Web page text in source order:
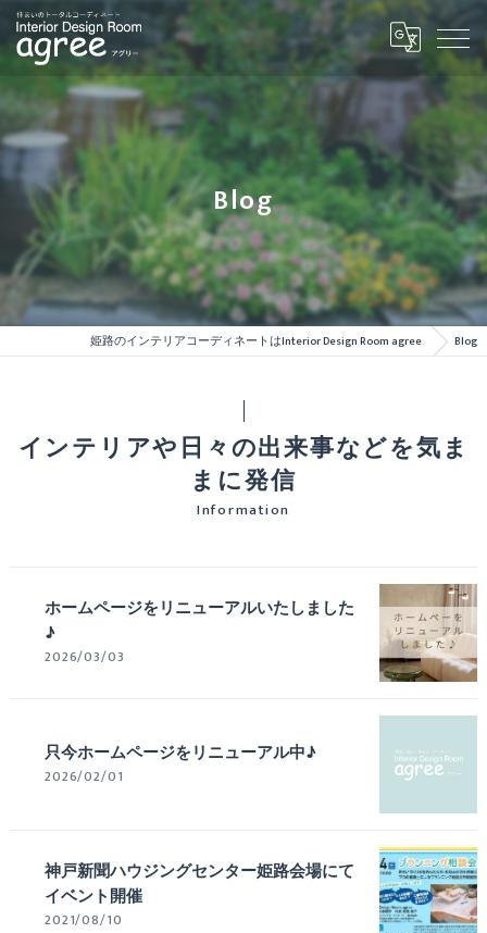
Blog
姫路のインテリアコーディネートはInterior Design Room agree Blog
インテリアや日々の出来事などを気ま
まに発信
Information
ホームページをリニューアルいたしました
♪
2026/03/03
只今ホームページをリニューアル中♪
2026/02/01
神戸新聞ハウジングセンター姫路会場にて
イベント開催
2021/08/10